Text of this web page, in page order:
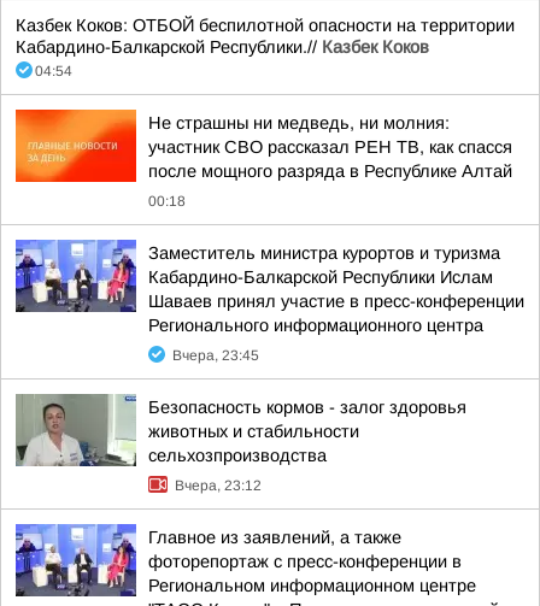
Казбек Коков: ОТБОЙ беспилотной опасности на территории
Кабардино-Балкарской Республики.// Казбек Коков
04:54
Не страшны ни медведь, ни молния:
участник СВО рассказал РЕН ТВ, как спасся
после мощного разряда в Республике Алтай
00:18
Заместитель министра курортов и туризма
Кабардино-Балкарской Республики Ислам
Шаваев принял участие в пресс-конференции
Регионального информационного центра
Вчера, 23:45
Безопасность кормов - залог здоровья
животных и стабильности
сельхозпроизводства
Вчера, 23:12
Главное из заявлений, а также
фоторепортаж с пресс-конференции в
Региональном информационном центре